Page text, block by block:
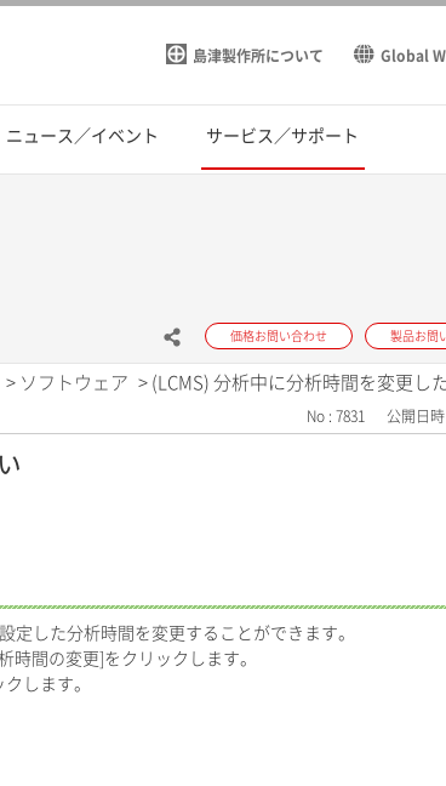
島津製作所について Global
ニュース／イベント サービス／サポート
価格お問い合わせ 製品お問
> ソフトウェア > (LCMS) 分析中に分析時間を変更し
No : 7831 公開日時
定した分析時間を変更することができます。
時間の変更]をクリックします。
します。